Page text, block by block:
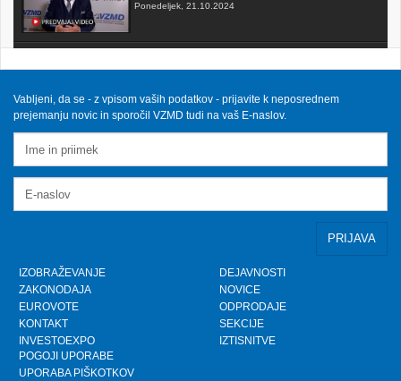
Ponedeljek, 21.10.2024
skupinskih tožb zoper telekomunikacijske
Sobota, 12.10.2024
VZMD na Odboru za finance DZ RS s predlogi
Petek, 10.5.2024
www.kolektivno-varstvo.si -- Izjava mag. Kristjan
Verbič, predsednik VZMD: Halo, operater! Bodi fer.
Vabljeni, da se - z vpisom vaših podatkov - prijavite k neposrednem
prejemanju novic in sporočil VZMD tudi na vaš E-naslov.
IZOBRAŽEVANJE
ZAKONODAJA
EUROVOTE
KONTAKT
INVESTOEXPO
DEJAVNOSTI
NOVICE
ODPRODAJE
SEKCIJE
IZTISNITVE
POGOJI UPORABE
UPORABA PIŠKOTKOV